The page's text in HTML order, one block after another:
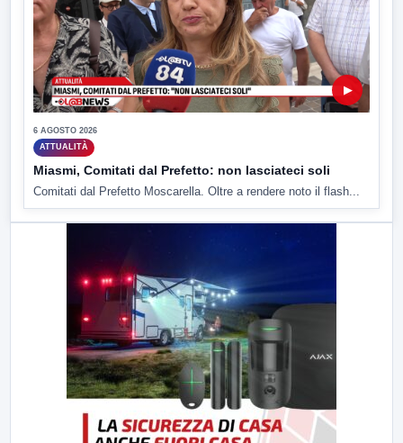
▶
6 AGOSTO 2026
ATTUALITÀ
Miasmi, Comitati dal Prefetto: non lasciateci soli
Comitati dal Prefetto Moscarella. Oltre a rendere noto il flash...